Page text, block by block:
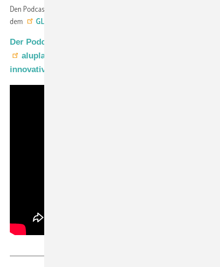
Den Podcast anhören kann man auch bei
dem
GLASWELT YouTube-Kanal
Der Podcast Drivers` Seat wird präsentiert von
aluplast
innovative Fenster-Systeme geht.